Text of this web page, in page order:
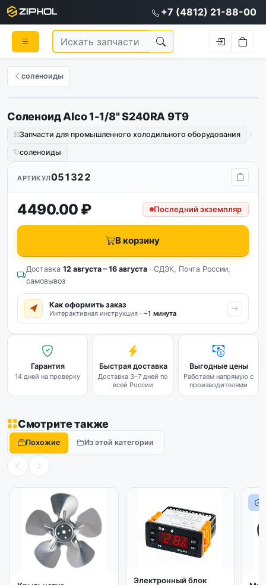
+7 (4812) 21-88-00
соленоиды
Соленоид Alco 1-1/8" S240RA 9T9
Запчасти для промышленного холодильного оборудования
соленоиды
АРТИКУЛ051322
4490.00 ₽ Последний экземпляр
В корзину
Доставка 12 августа – 16 августа · СДЭК, Почта России,
самовывоз
Как оформить заказ
Интерактивная инструкция · ~1 минута
Гарантия
14 дней на проверку
Быстрая доставка
Доставка 3–7 дней по
всей России
Выгодные цены
Работаем напрямую с
производителями
Смотрите также
Похожие Из этой категории
Электронный блок